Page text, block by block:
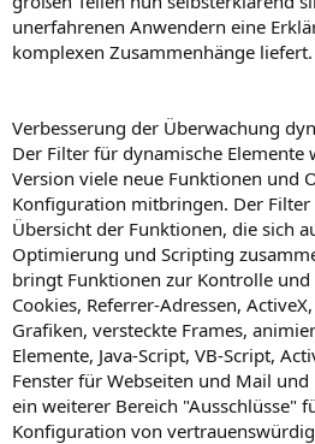
unerfahrenen Anwendern eine
komplexen Zusammenhänge liefert.
Verbesserung der Überwachung
Der Filter für dynamische Elemente
Version viele neue Funktionen und
Konfiguration mitbringen. Der
Übersicht der Funktionen, die sich
Optimierung und Scripting
bringt Funktionen zur Kontrolle
Cookies, Referrer-Adressen,
Grafiken, versteckte Frames,
Elemente, Java-Script, VB-Script,
Fenster für Webseiten und Mail
ein weiterer Bereich "Ausschlüsse"
Konfiguration von